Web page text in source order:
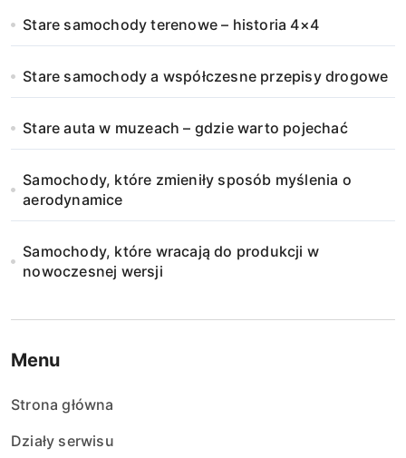
Stare samochody terenowe – historia 4×4
Stare samochody a współczesne przepisy drogowe
Stare auta w muzeach – gdzie warto pojechać
Samochody, które zmieniły sposób myślenia o
aerodynamice
Samochody, które wracają do produkcji w
nowoczesnej wersji
Menu
Strona główna
Działy serwisu